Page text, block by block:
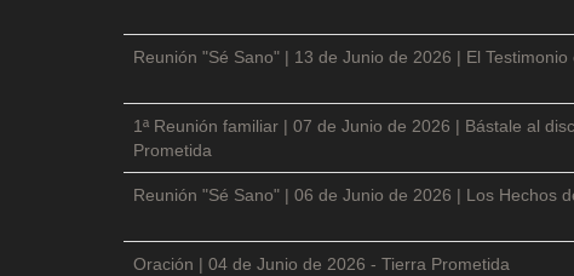
Reunión "Sé Sano" | 13 de Junio de 2026 | El
1ª Reunión familiar | 07 de Junio de 2026 | Bástale al
Prometida
Reunión "Sé Sano" | 06 de Junio de 2026 | Los Hechos
Oración | 04 de Junio de 2026 - Tierra Prometida